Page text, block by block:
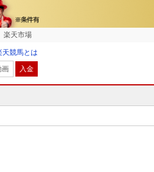
楽天市場
天競馬とは
画 入金